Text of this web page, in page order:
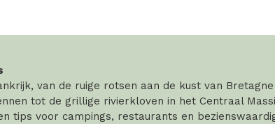
van de ruige rotsen aan de kust van
tot de grillige rivierkloven in het Centraal
tips voor campings, restaurants en